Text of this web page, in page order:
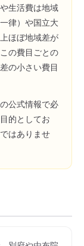
生活費は地域
律）や国立大
ほぼ地域差が
の費目ごとの
の小さい費目
公式情報で必
的としてお
はありませ